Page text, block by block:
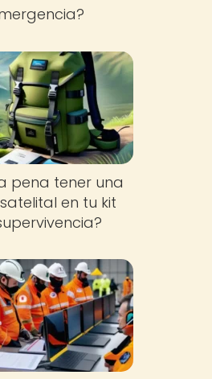
pena tener una
en tu kit